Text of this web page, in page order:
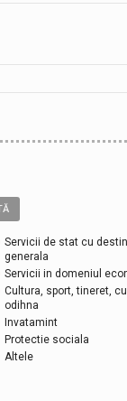
Servicii de stat cu
generala
Servicii in domeniul
Cultura, sport, tineret,
odihna
Invatamint
Protectie sociala
Altele